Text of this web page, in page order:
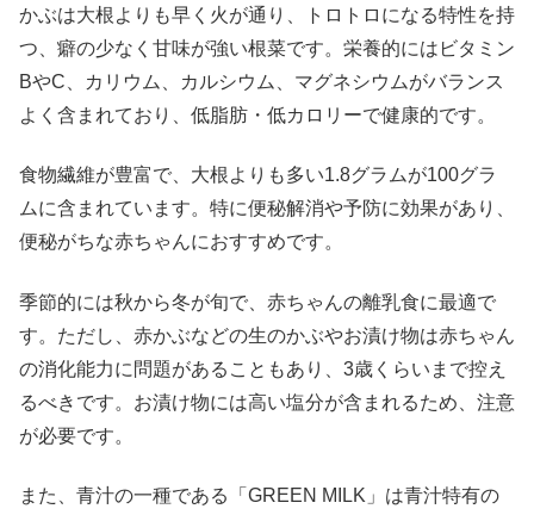
かぶは大根よりも早く火が通り、トロトロになる特性を持
つ、癖の少なく甘味が強い根菜です。栄養的にはビタミン
BやC、カリウム、カルシウム、マグネシウムがバランス
よく含まれており、低脂肪・低カロリーで健康的です。
食物繊維が豊富で、大根よりも多い1.8グラムが100グラ
ムに含まれています。特に便秘解消や予防に効果があり、
便秘がちな赤ちゃんにおすすめです。
季節的には秋から冬が旬で、赤ちゃんの離乳食に最適で
す。ただし、赤かぶなどの生のかぶやお漬け物は赤ちゃん
の消化能力に問題があることもあり、3歳くらいまで控え
るべきです。お漬け物には高い塩分が含まれるため、注意
が必要です。
また、青汁の一種である「GREEN MILK」は青汁特有の